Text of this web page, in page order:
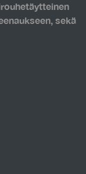
sekä